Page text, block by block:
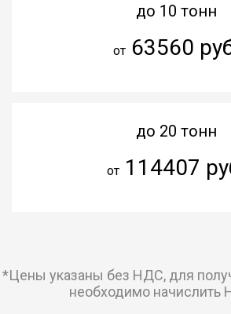
до 10 тонн
от63560
до 20 тонн
от114407
*Цены указаны без НДС, для
необходимо начислить